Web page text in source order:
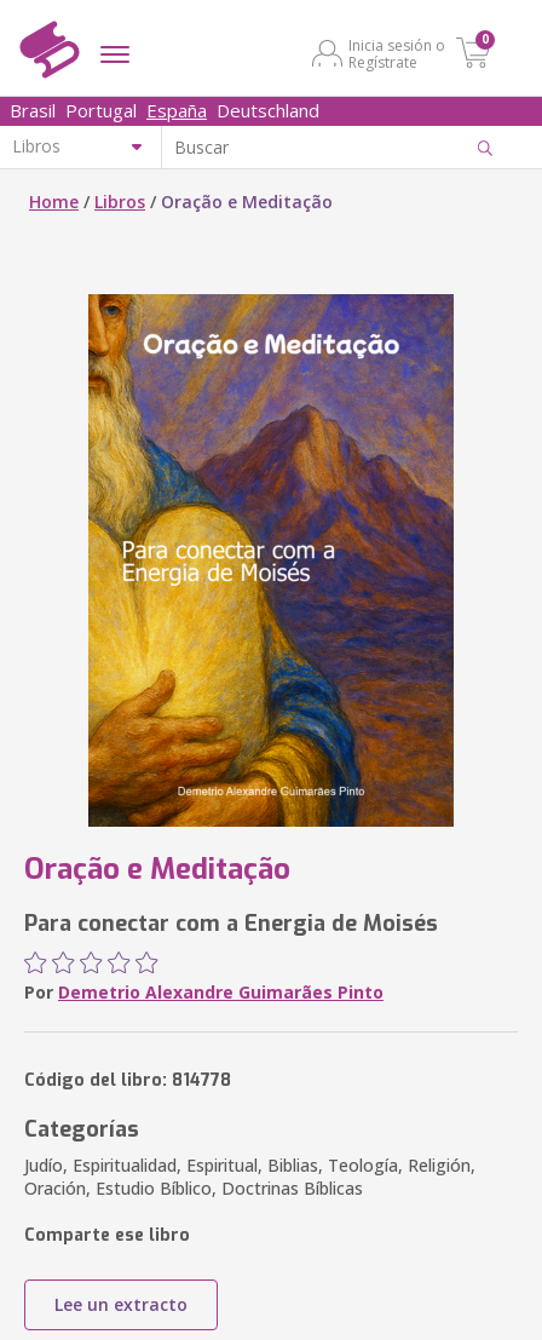
Inicia sesión o
Regístrate
0
Brasil Portugal España Deutschland
Home / Libros / Oração e Meditação
Oração e Meditação
Para conectar com a Energia de Moisés
Por Demetrio Alexandre Guimarães Pinto
Código del libro: 814778
Categorías
Judío, Espiritualidad, Espiritual, Biblias, Teología, Religión,
Oración, Estudio Bíblico, Doctrinas Bíblicas
Comparte ese libro
Lee un extracto